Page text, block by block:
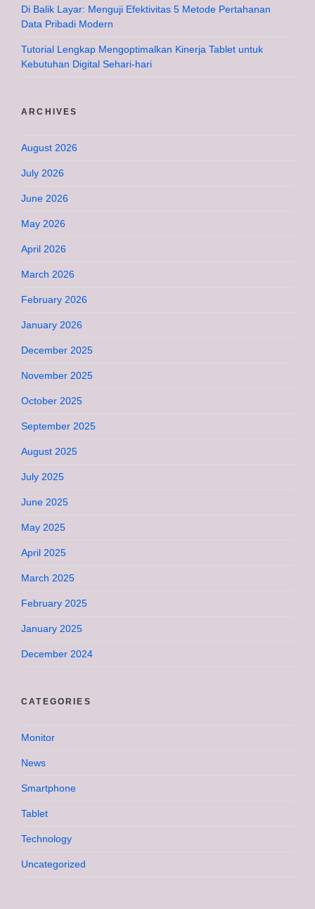
Di Balik Layar: Menguji Efektivitas 5 Metode Pertahanan
Data Pribadi Modern
Tutorial Lengkap Mengoptimalkan Kinerja Tablet untuk
Kebutuhan Digital Sehari-hari
ARCHIVES
August 2026
July 2026
June 2026
May 2026
April 2026
March 2026
February 2026
January 2026
December 2025
November 2025
October 2025
September 2025
August 2025
July 2025
June 2025
May 2025
April 2025
March 2025
February 2025
January 2025
December 2024
CATEGORIES
Monitor
News
Smartphone
Tablet
Technology
Uncategorized